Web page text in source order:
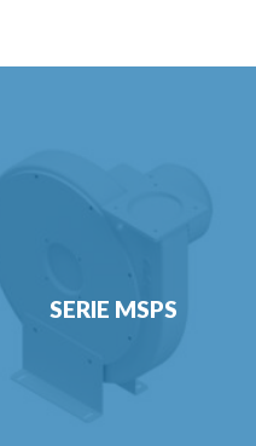
SERIE MSPS